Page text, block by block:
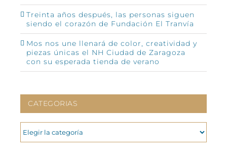
Treinta años después, las personas siguen
siendo el corazón de Fundación El Tranvía
Mos nos une llenará de color, creatividad y
piezas únicas el NH Ciudad de Zaragoza
con su esperada tienda de verano
CATEGORIAS
CATEGORIAS